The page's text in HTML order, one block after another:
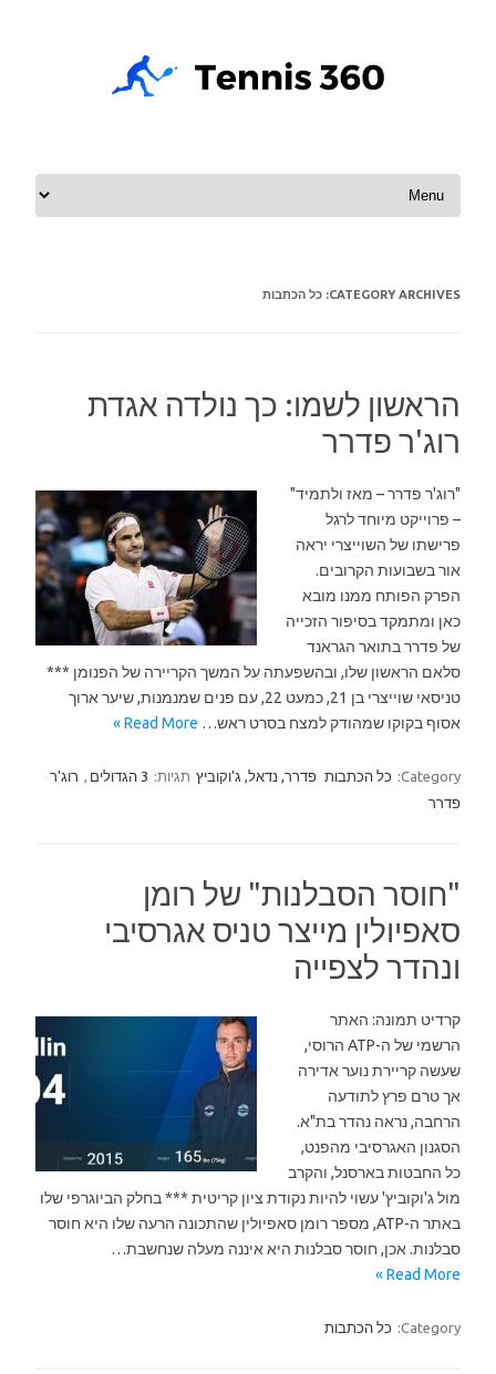
Skip to content
CATEGORY ARCHIVES: כל הכתבות
הראשון לשמו: כך נולדה אגדת
רוג'ר פדרר
"רוג'ר פדרר – מאז ולתמיד"
– פרוייקט מיוחד לרגל
פרישתו של השוייצרי יראה
אור בשבועות הקרובים.
הפרק הפותח ממנו מובא
כאן ומתמקד בסיפור הזכייה
של פדרר בתואר הגראנד
סלאם הראשון שלו, ובהשפעתה על המשך הקריירה של הפנומן ***
טניסאי שוייצרי בן 21, כמעט 22, עם פנים שמנמנות, שיער ארוך
אסוף בקוקו שמהודק למצח בסרט ראש… Read More »
Category: כל הכתבות פדרר, נדאל, ג'וקוביץ תגיות: 3 הגדולים
רוג'ר
פדרר
"חוסר הסבלנות" של רומן
סאפיולין מייצר טניס אגרסיבי
ונהדר לצפייה
קרדיט תמונה: האתר
הרשמי של ה-ATP הרוסי,
שעשה קריירת נוער אדירה
אך טרם פרץ לתודעה
הרחבה, נראה נהדר בת"א.
הסגנון האגרסיבי מהפנט,
כל החבטות בארסנל, והקרב
מול ג'וקוביץ' עשוי להיות נקודת ציון קריטית *** בחלק הביוגרפי שלו
באתר ה-ATP, מספר רומן סאפיולין שהתכונה הרעה שלו היא חוסר
סבלנות. אכן, חוסר סבלנות היא איננה מעלה שנחשבת…
Read More »
Category: כל הכתבות